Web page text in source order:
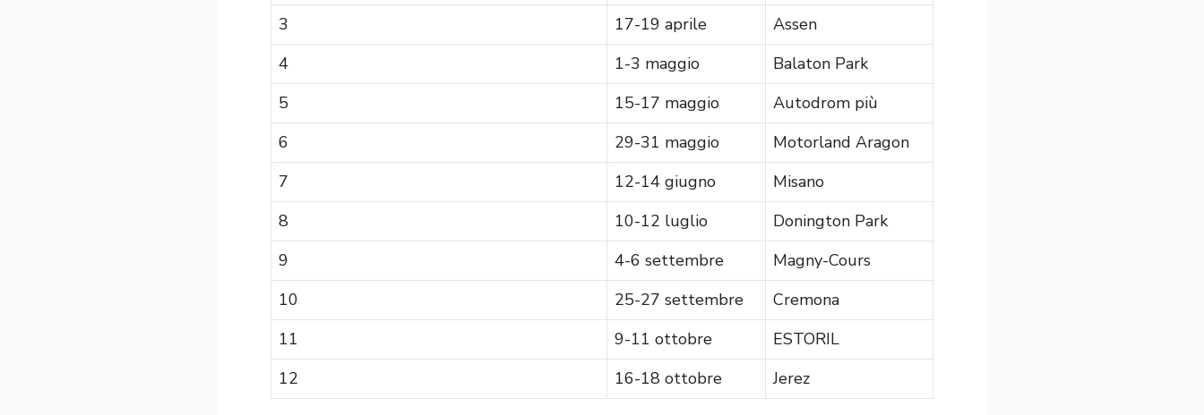
3
17-19 aprile
Assen
4
1-3 maggio
Balaton Park
5
15-17 maggio
Autodrom più
6
29-31 maggio
Motorland Aragon
7
12-14 giugno
Misano
8
10-12 luglio
Donington Park
9
4-6 settembre
Magny-Cours
10
25-27 settembre
Cremona
11
9-11 ottobre
ESTORIL
12
16-18 ottobre Jerez